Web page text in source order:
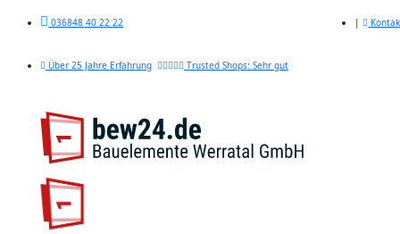
036848 40 22 22 |
Über 25 Jahre Erfahrung Trusted Shops: Sehr gut